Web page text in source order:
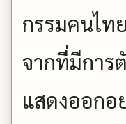
กรรมคนไท
จากที่มีการ
แสดงออกอ